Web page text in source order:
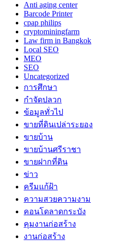
Anti aging center
Barcode Printer
cpap philips
cryptominingfarm
Law firm in Bangkok
Local SEO
MEO
SEO
Uncategorized
การศึกษา
กำจัดปลวก
ข้อมูลทั่วไป
ขายที่ดินเปล่าระยอง
ขายบ้าน
ขายบ้านศรีราชา
ขายฝากที่ดิน
ข่าว
ครีมแก้ฝ้า
ความสวยความงาม
คอนโดลาดกระบัง
คุมงานก่อสร้าง
งานก่อสร้าง